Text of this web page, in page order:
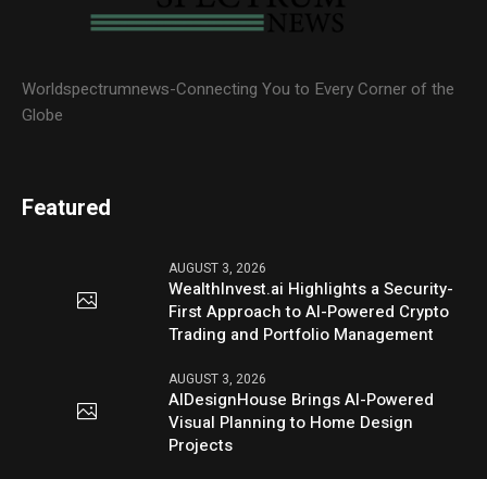
Worldspectrumnews-Connecting You to Every Corner of the
Globe
Featured
AUGUST 3, 2026
WealthInvest.ai Highlights a Security-
First Approach to AI-Powered Crypto
Trading and Portfolio Management
AUGUST 3, 2026
AIDesignHouse Brings AI-Powered
Visual Planning to Home Design
Projects